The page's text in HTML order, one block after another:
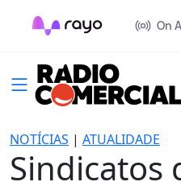
On
NOTÍCIAS | ATUALIDADE
Sindicatos